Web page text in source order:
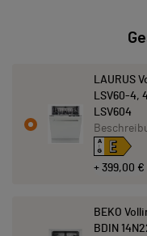
LAURUS
LSV60-4,
LSV604
+ 399,00 €
A
↑
G E
BEKO
BDIN